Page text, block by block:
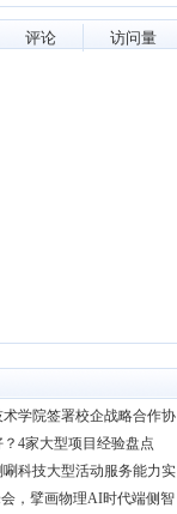
评论 访问量
学院签署校企战略合作协
4家大型项目经验盘点
科技大型活动服务能力实
，擘画物理AI时代端侧智